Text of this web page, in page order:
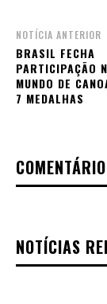
NOTÍCIA ANTERIOR
BRASIL FECHA
PARTICIPAÇÃO
MUNDO DE
7 MEDALHAS
NOTÍCIAS